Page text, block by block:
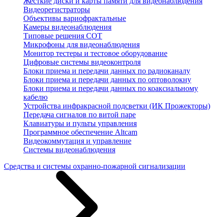
Видеорегистраторы
Объективы вариофрактальные
Камеры видеонаблюдения
Типовые решения СОТ
Микрофоны для видеонаблюдения
Монитор тестеры и тестовое оборудование
Цифровые системы видеоконтроля
Блоки приема и передачи данных по радиоканалу
Блоки приема и передачи данных по оптоволокну
Блоки приема и передачи данных по коаксиальному
кабелю
Устройства инфракрасной подсветки (ИК Прожекторы)
Передача сигналов по витой паре
Клавиатуры и пульты управления
Программное обеспечение Altcam
Видеокоммутация и управление
Системы видеонаблюдения
Средства и системы охранно-пожарной сигнализации